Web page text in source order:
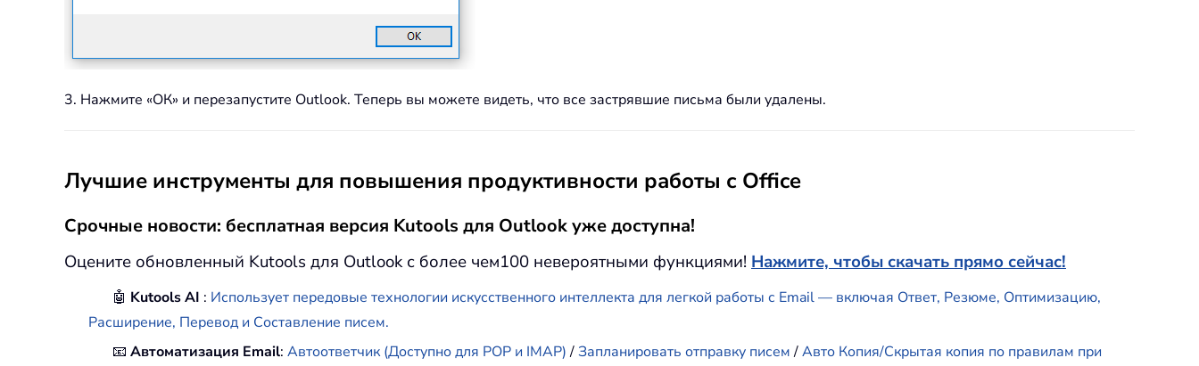
3. Нажмите «ОК» и перезапустите Outlook. Теперь вы можете видеть, что все застрявшие письма были удалены.
Лучшие инструменты для повышения продуктивности работы с Office
Срочные новости: бесплатная версия Kutools для Outlook уже доступна!
Оцените обновленный Kutools для Outlook с более чем100 невероятными функциями! Нажмите, чтобы скачать прямо сейчас!
🤖 Kutools AI : Использует передовые технологии искусственного интеллекта для легкой работы с Email — включая Ответ, Резюме, Оптимизацию,
Расширение, Перевод и Составление писем.
📧Автоматизация Email:Автоответчик (Доступно для POP и IMAP)/Запланировать отправку писем/Авто Копия/Скрытая копия по правилам при